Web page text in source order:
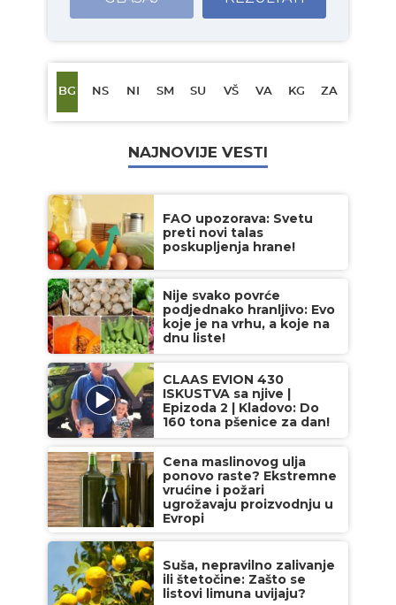
BG NS NI SM SU VŠ VA KG ZA
NAJNOVIJE VESTI
FAO upozorava: Svetu
preti novi talas
poskupljenja hrane!
Nije svako povrće
podjednako hranljivo: Evo
koje je na vrhu, a koje na
dnu liste!
CLAAS EVION 430
ISKUSTVA sa njive |
Epizoda 2 | Kladovo: Do
160 tona pšenice za dan!
Cena maslinovog ulja
ponovo raste? Ekstremne
vrućine i požari
ugrožavaju proizvodnju u
Evropi
Suša, nepravilno zalivanje
ili štetočine: Zašto se
listovi limuna uvijaju?